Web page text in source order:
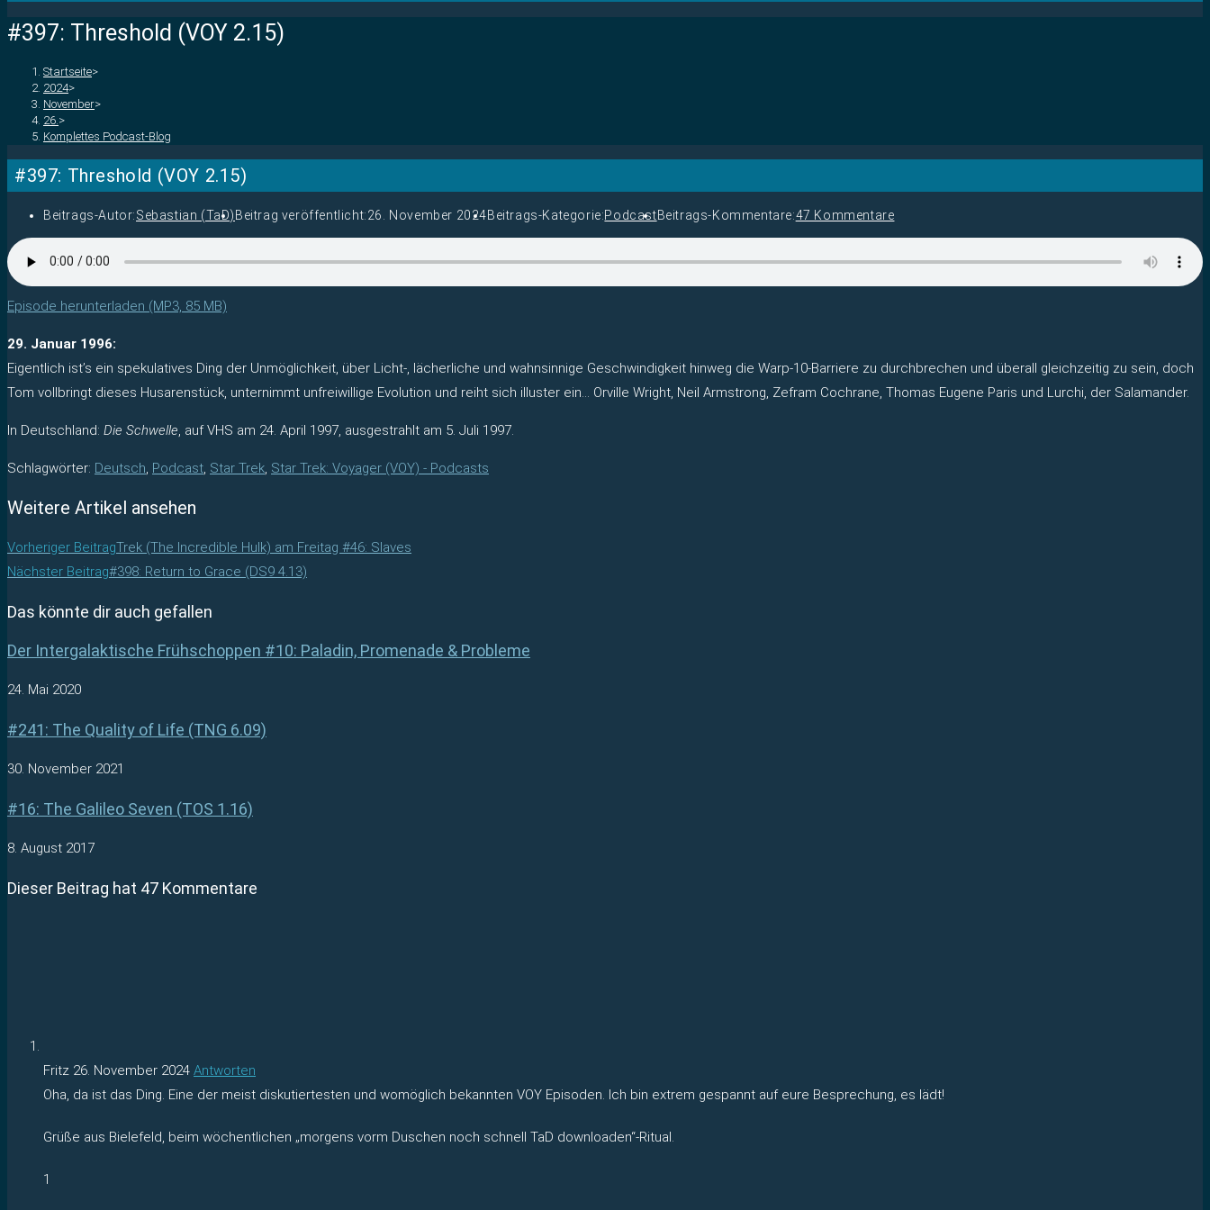
#397: Threshold (VOY 2.15)
Startseite>
2024>
November>
26. >
Komplettes Podcast-Blog
#397: Threshold (VOY 2.15)
Beitrags-Autor:Sebastian (TaD) Beitrag veröffentlicht:26. November 2024Beitrags-Kategorie:PodcastBeitrags-Kommentare:47 Kommentare
Episode herunterladen (MP3, 85 MB)
29. Januar 1996:
Eigentlich ist’s ein spekulatives Ding der Unmöglichkeit, über Licht-, lächerliche und wahnsinnige Geschwindigkeit hinweg die Warp-10-Barriere zu durchbrechen und überall gleichzeitig zu sein, doch
Tom vollbringt dieses Husarenstück, unternimmt unfreiwillige Evolution und reiht sich illuster ein… Orville Wright, Neil Armstrong, Zefram Cochrane, Thomas Eugene Paris und Lurchi, der Salamander.
In Deutschland: Die Schwelle, auf VHS am 24. April 1997, ausgestrahlt am 5. Juli 1997.
Schlagwörter: Deutsch, Podcast, Star Trek, Star Trek: Voyager (VOY) - Podcasts
Weitere Artikel ansehen
Vorheriger BeitragTrek (The Incredible Hulk) am Freitag #46: Slaves
Nächster Beitrag#398: Return to Grace (DS9 4.13)
Das könnte dir auch gefallen
Der Intergalaktische Frühschoppen #10: Paladin, Promenade & Probleme
24. Mai 2020
#241: The Quality of Life (TNG 6.09)
30. November 2021
#16: The Galileo Seven (TOS 1.16)
8. August 2017
Dieser Beitrag hat 47 Kommentare
Fritz 26. November 2024 Antworten
Oha, da ist das Ding. Eine der meist diskutiertesten und womöglich bekannten VOY Episoden. Ich bin extrem gespannt auf eure Besprechung, es lädt!
Grüße aus Bielefeld, beim wöchentlichen „morgens vorm Duschen noch schnell TaD downloaden“-Ritual.
1